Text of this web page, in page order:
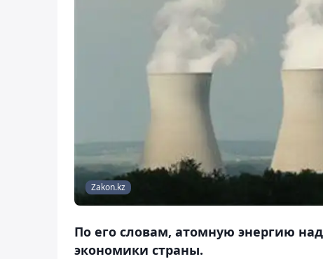
Zakon.kz
По его словам, атомную энергию
экономики страны.